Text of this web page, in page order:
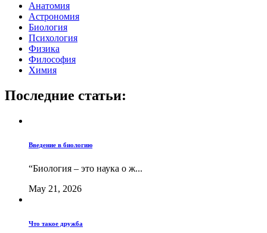
Анатомия
Астрономия
Биология
Психология
Физика
Философия
Химия
Последние статьи:
Введение в биологию
“Биология – это наука о ж...
May 21, 2026
Что такое дружба